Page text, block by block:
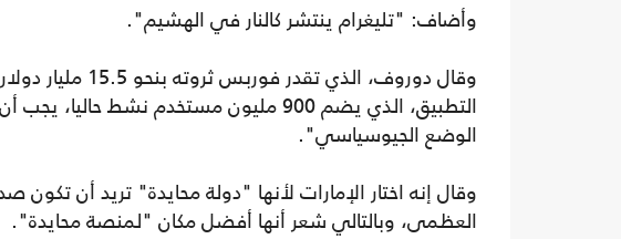
وأضاف: "تليغرام ينتشر كالنار في الهشيم".
وقال دوروف،
التطبيق، الذي يضم 900 مليون مستخدم
الوضع الجيوسياسي".
وقال إنه اختار الإمارات لأنها "دولة محايدة" تريد أن
العظمى، وبالتالي شعر أنها أفضل مكان "لمنصة محايدة".